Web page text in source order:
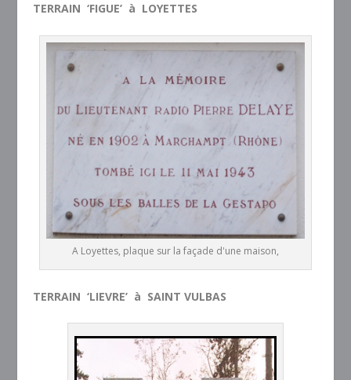
TERRAIN ‘FIGUE’ à LOYETTES
A Loyettes, plaque sur la façade d'une maison,
TERRAIN ‘LIEVRE’ à SAINT VULBAS